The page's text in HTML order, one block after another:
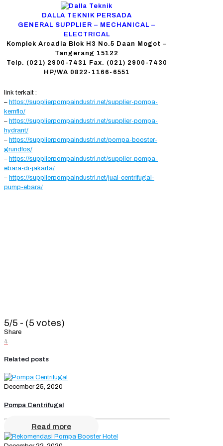
DALLA TEKNIK PERSADA
GENERAL SUPPLIER – MECHANICAL –
ELECTRICAL
Komplek Arcadia Blok H3 No.5 Daan Mogot –
Tangerang 15122
Telp. (021) 2900-7431 Fax. (021) 2900-7430
HP/WA 0822-1166-6551
link terkait :
– https://supplierpompaindustri.net/supplier-pompa-
kemflo/
– https://supplierpompaindustri.net/supplier-pompa-
hydrant/
– https://supplierpompaindustri.net/pompa-booster-
grundfos/
– https://supplierpompaindustri.net/supplier-pompa-
ebara-di-jakarta/
– https://supplierpompaindustri.net/jual-centrifugal-
pump-ebara/
5/5 - (5 votes)
Share
4
Related posts
December 25, 2020
Pompa Centrifugal
Read more